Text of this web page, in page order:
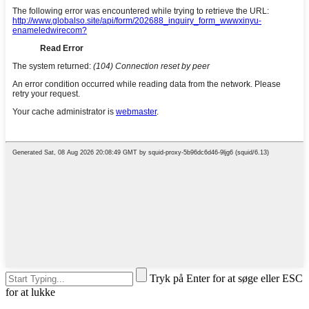
Tryk på Enter for at søge eller ESC
for at lukke